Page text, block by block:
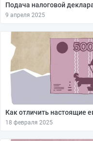
Подача налоговой
9 апреля 2025
Как отличить настоящие
18 февраля 2025